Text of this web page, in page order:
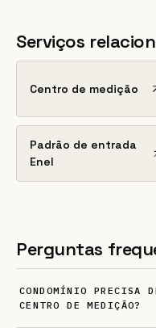
Serviços
Centro de medição
Padrão de entrada
Enel
Perguntas
CONDOMÍNIO PRECISA
CENTRO DE MEDIÇÃO?